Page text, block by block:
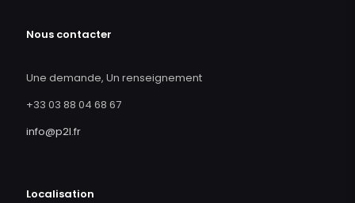
Nous contacter
Une demande, Un renseignement
+33 03 88 04 68 67
info@p2l.fr
Localisation